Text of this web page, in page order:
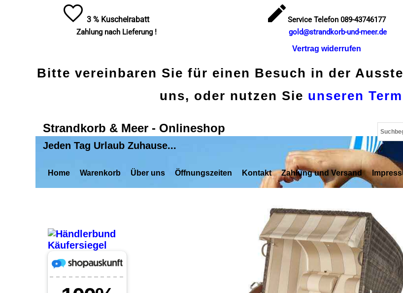
3 % Kuschelrabatt
Zahlung nach Lieferung !
Service Telefon 089-43746177
gold@strandkorb-und-meer.de
Vertrag widerrufen
Bitte vereinbaren Sie für einen Besuch in der
uns, oder nutzen Sie unseren
Strandkorb & Meer - Onlineshop
Jeden Tag Urlaub Zuhause...
Home Warenkorb Über uns Öffnungszeiten Kontakt Zahlung und Versand